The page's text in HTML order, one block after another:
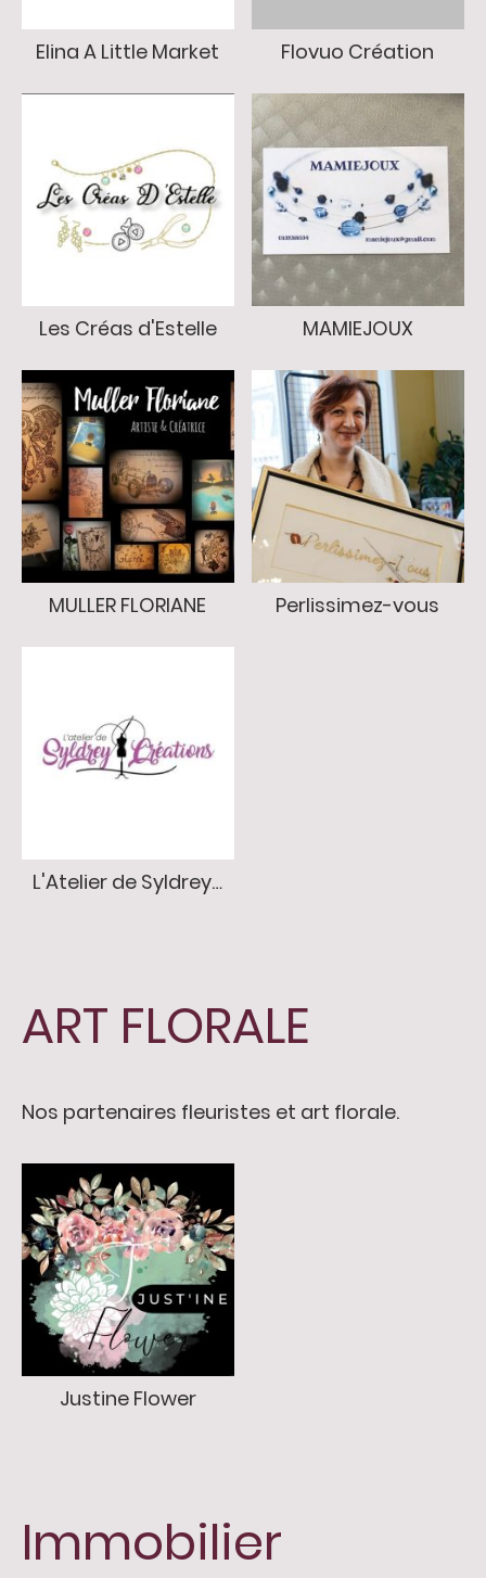
Elina A Little Market Flovuo Création
Les Créas d'Estelle MAMIEJOUX
MULLER FLORIANE Perlissimez-vous
L'Atelier de Syldrey Créations
ART FLORALE
Nos partenaires fleuristes et art florale.
Justine Flower
Immobilier